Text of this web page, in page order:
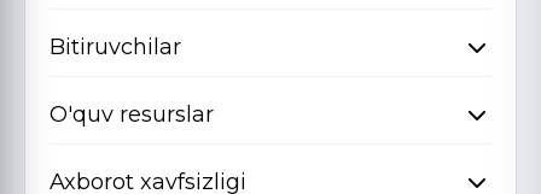
Bitiruvchilar
O'quv resurslar
Axborot xavfsizligi